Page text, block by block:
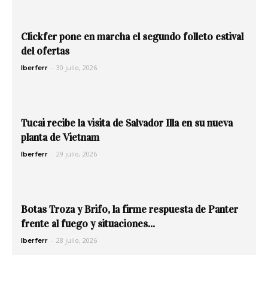
Clickfer pone en marcha el segundo folleto estival
del ofertas
Iberferr - 30 julio, 2026
Tucai recibe la visita de Salvador Illa en su nueva
planta de Vietnam
Iberferr - 29 julio, 2026
Botas Troza y Brifo, la firme respuesta de Panter
frente al fuego y situaciones...
Iberferr - 28 julio, 2026